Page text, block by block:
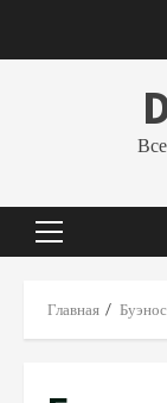
Основное
Главная